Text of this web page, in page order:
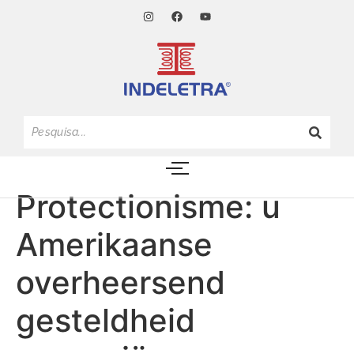
Protectionisme: u
Amerikaanse
overheersend
gesteldheid